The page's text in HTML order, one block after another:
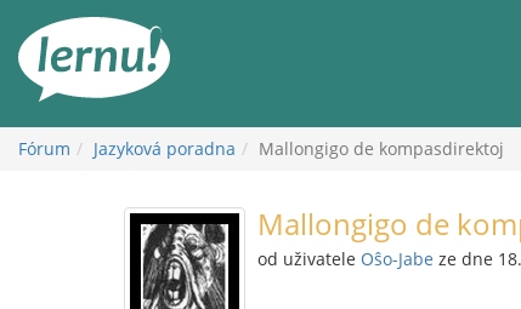
obsahu
Fórum Jazyková poradna Mallongigo de kompasdirektoj
Mallongigo de
od uživatele Oŝo-Jabe ze dne